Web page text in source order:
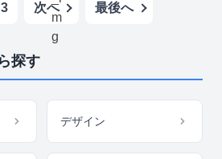
3 次へ 最後へ
探す
デザイン